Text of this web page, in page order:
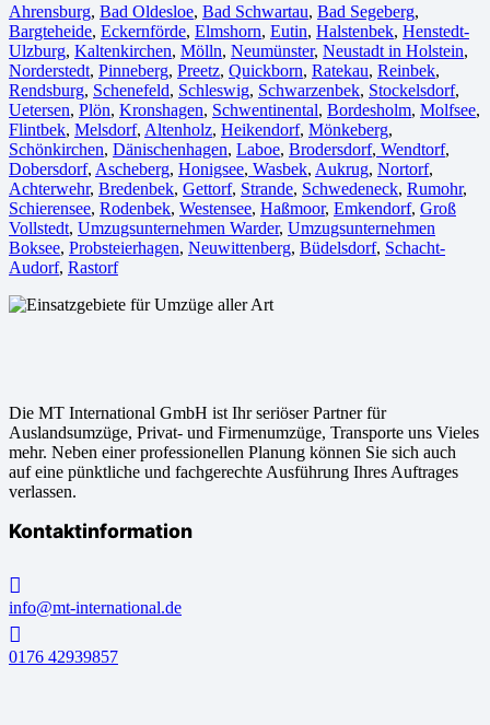
Ahrensburg, Bad Oldesloe, Bad Schwartau, Bad Segeberg,
Bargteheide, Eckernförde, Elmshorn, Eutin, Halstenbek, Henstedt-
Ulzburg, Kaltenkirchen, Mölln, Neumünster, Neustadt in Holstein,
Norderstedt, Pinneberg, Preetz, Quickborn, Ratekau, Reinbek,
Rendsburg, Schenefeld, Schleswig, Schwarzenbek, Stockelsdorf,
Uetersen, Plön, Kronshagen, Schwentinental, Bordesholm, Molfsee,
Flintbek, Melsdorf, Altenholz, Heikendorf, Mönkeberg,
Schönkirchen, Dänischenhagen, Laboe, Brodersdorf, Wendtorf,
Dobersdorf, Ascheberg, Honigsee, Wasbek, Aukrug, Nortorf,
Achterwehr, Bredenbek, Gettorf, Strande, Schwedeneck, Rumohr,
Schierensee, Rodenbek, Westensee, Haßmoor, Emkendorf, Groß
Vollstedt, Umzugsunternehmen Warder, Umzugsunternehmen
Boksee, Probsteierhagen, Neuwittenberg, Büdelsdorf, Schacht-
Audorf, Rastorf
Die MT International GmbH ist Ihr seriöser Partner für
Auslandsumzüge, Privat- und Firmenumzüge, Transporte uns Vieles
mehr. Neben einer professionellen Planung können Sie sich auch
auf eine pünktliche und fachgerechte Ausführung Ihres Auftrages
verlassen.
Kontaktinformation
info@mt-international.de
0176 42939857